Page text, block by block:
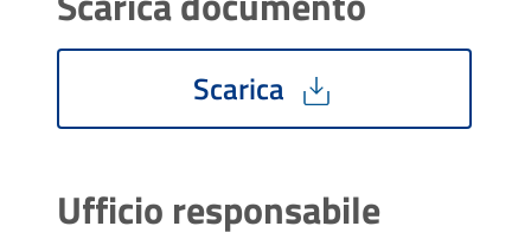
Scarica
Ufficio responsabile